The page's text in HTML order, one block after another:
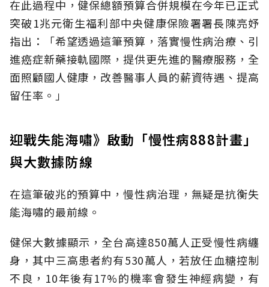
在此過程中，健保總額預算合併規模在今年已正式
突破1兆元衛生福利部中央健康保險署署長陳亮妤
指出：「希望透過這筆預算，落實慢性病治療、引
進癌症新藥接軌國際，提供更先進的醫療服務，全
面照顧國人健康，改善醫事人員的薪資待遇、提高
留任率。」
迎戰失能海嘯》啟動「慢性病888計畫」
與大數據防線
在這筆破兆的預算中，慢性病治理，無疑是抗衡失
能海嘯的最前線。
健保大數據顯示，全台高達850萬人正受慢性病纏
身，其中三高患者約有530萬人，若放任血糖控制
不良，10年後有17%的機率會發生神經病變，有